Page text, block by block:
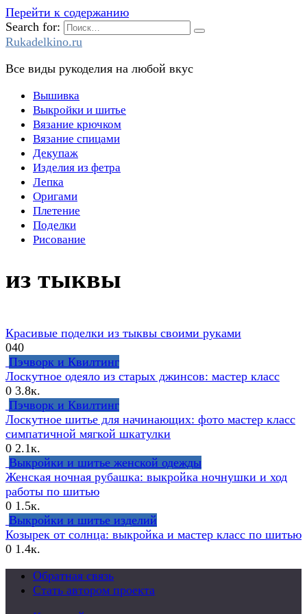
Перейти к содержанию
Search for:
Rukadelkino.ru
Все виды рукоделия на любой вкус
Вышивка
Выкройки и шитье
Вязание крючком
Вязание спицами
Декупаж
Изделия из фетра
Лепка
Оригами
Плетение
Поделки
Рисование
из тыквы
Красивые поделки из тыквы своими руками
040
Пэчворк и Квилтинг
Лоскутное одеяло из старых джинсов: мастер класс
0 3.8к.
Пэчворк и Квилтинг
Лоскутное шитье для начинающих: фото мастер класс
симпатичной мягкой шкатулки
0 2.1к.
Выкройки и шитье женской одежды
Женская ночная рубашка: выкройка ночнушки и ход
работы по шитью
0 1.5к.
Выкройки и шитье изделий
Козырек от солнца: выкройка и мастер класс по шитью
0 1.4к.
Обратная связь
Стать автором проекта